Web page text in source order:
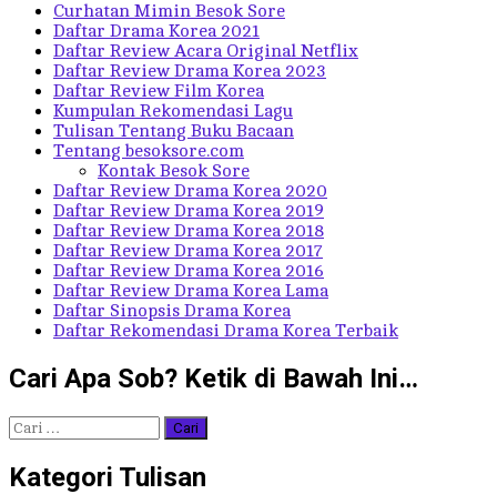
Curhatan Mimin Besok Sore
Daftar Drama Korea 2021
Daftar Review Acara Original Netflix
Daftar Review Drama Korea 2023
Daftar Review Film Korea
Kumpulan Rekomendasi Lagu
Tulisan Tentang Buku Bacaan
Tentang besoksore.com
Kontak Besok Sore
Daftar Review Drama Korea 2020
Daftar Review Drama Korea 2019
Daftar Review Drama Korea 2018
Daftar Review Drama Korea 2017
Daftar Review Drama Korea 2016
Daftar Review Drama Korea Lama
Daftar Sinopsis Drama Korea
Daftar Rekomendasi Drama Korea Terbaik
Cari Apa Sob? Ketik di Bawah Ini…
Cari
untuk:
Kategori Tulisan